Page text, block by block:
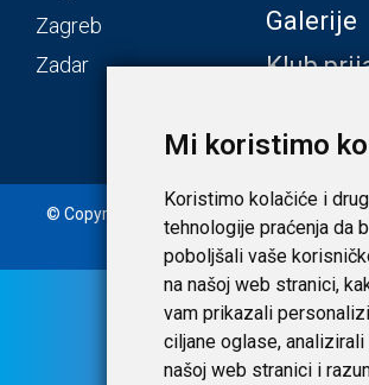
Mi koristimo
Koristimo kolačiće i
tehnologije praćenja da
poboljšali vaše
na našoj web stranici,
vam prikazali
ciljane oglase, analizirali
našoj web stranici i
Zagreb
Zadar
Galerije
Klub
© Copyright 2020. Laudato d.o.o. | Tečaj
7,53450 HRK | Uvjeti i